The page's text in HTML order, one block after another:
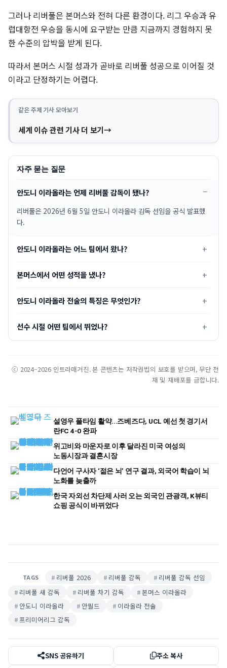
그러나 리버풀은 본머스와 전혀 다른 환경이다. 리그 우승과 유
럽대항전 우승을 동시에 요구받는 만큼 지금까지 경험하지 못
한 수준의 압박을 받게 된다.
따라서 본머스 시절 성과가 곧바로 리버풀 성공으로 이어질 것
이라고 단정하기는 어렵다.
같은 주제 기사 모아보기
세계 이슈 관련 기사 더 보기
자주 묻는 질문
안도니 이라올라는 언제 리버풀 감독이 됐나?
리버풀은 2026년 6월 5일 안도니 이라올라 감독 선임을 공식 발표했
다.
안도니 이라올라는 어느 팀에서 왔나?
본머스에서 어떤 성적을 냈나?
안도니 이라올라 전술의 특징은 무엇인가?
선수 시절 어떤 팀에서 뛰었나?
ⓒ 2024–2026 인트라매거진. 본 콘텐츠는 저작권법의 보호를 받으며, 무단 전
재 및 재배포를 금합니다.
설영우 풀타임 활약...즈베즈다, UCL 예선 첫 경기서
란FC 4-0 완파
위고비와 마운자로 이후 달라진 미국 여성의
노동시장과 결혼시장
다언어 구사자 ‘젊은 뇌’ 연구 결과, 외국어 학습이 뇌
노화를 늦출까
한국 자외선 차단제 사러 오는 외국인 관광객, K뷰티
쇼핑 공식이 바뀌었다
TAGS 리버풀 2026 리버풀 감독
리버풀 감독 선임
리버풀 새 감독
리버풀 차기 감독
본머스 이라올라
안도니 이라올라
안필드
이라올라 전술
프리미어리그 감독
SNS 공유하기 주소 복사